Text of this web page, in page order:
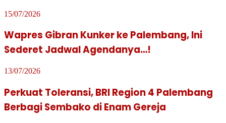
15/07/2026
Wapres Gibran Kunker ke Palembang, Ini
Sederet Jadwal Agendanya…!
13/07/2026
Perkuat Toleransi, BRI Region 4 Palembang
Berbagi Sembako di Enam Gereja